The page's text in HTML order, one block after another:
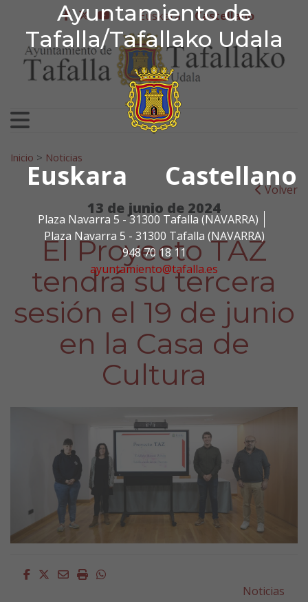
Ayuntamiento de
Tafalla/Tafallako Udala
Euskara Castellano
Plaza Navarra 5 - 31300 Tafalla (NAVARRA)
Plaza Navarra 5 - 31300 Tafalla (NAVARRA)
948 70 18 11
ayuntamiento@tafalla.es
Ir al contenido
Ayuntamiento de
facebook
twitter
youtube
Euskera Castellano
Search for:
Inicio > Noticias
Volver
13 de junio de 2024
El Proyecto TAZ
tendrá su tercera
sesión el 19 de junio
en la Casa de
Cultura
Facebook
Twitter
EmailImprimirWhatsapp
Noticias